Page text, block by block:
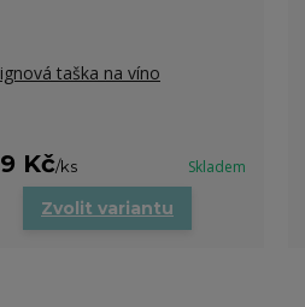
taška na víno
Kč/ks Skladem
Zvolit variantu